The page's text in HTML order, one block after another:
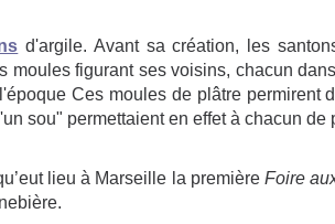
d'argile. Avant sa création, les
moules figurant ses voisins, chacun
Ces moules de plâtre permirent
sou" permettaient en effet à chacun de
lieu à Marseille la première Foire